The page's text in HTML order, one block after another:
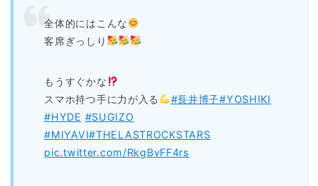
全体的にはこんな
客席ぎっしり
もうすぐかな
スマホ持つ手に力が入る
#長井博子#YOSHIKI
#HYDE #SUGIZO
#MIYAVI#THELASTROCKSTARS
pic.twitter.com/RkgBvFF4rs